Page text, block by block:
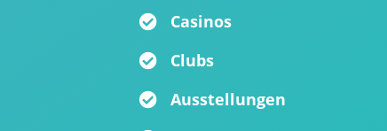
Casinos
Clubs
Ausstellungen